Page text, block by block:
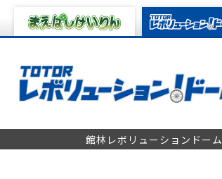
館林レボリューションドーム